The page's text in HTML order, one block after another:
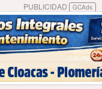
PUBLICIDAD GCAds